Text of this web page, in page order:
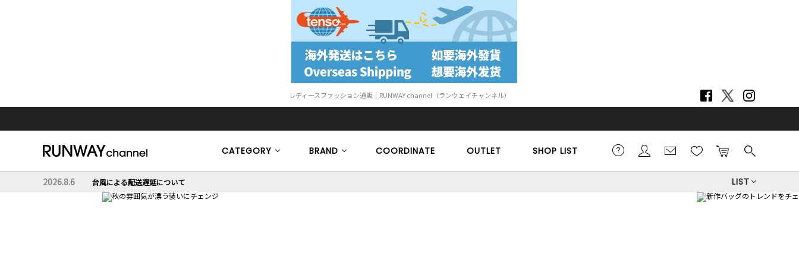
レディースファッション通販｜RUNWAY channel（ランウェイチャンネル）
CATEGORY BRAND COORDINATE OUTLET SHOP LIST
LIST
2026.8.6 台風による配送遅延について